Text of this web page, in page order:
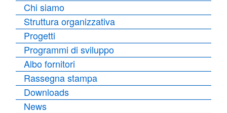
Chi siamo
Struttura organizzativa
Progetti
Programmi di sviluppo
Albo fornitori
Rassegna stampa
Downloads
News